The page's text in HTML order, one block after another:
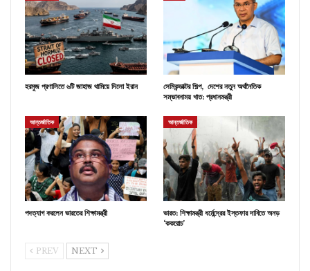
হরমুজ প্রণালিতে ৬টি জাহাজ থামিয়ে দিলো ইরান
সেমিকন্ডাক্টর শিল্প, দেশের নতুন অর্থনৈতিক
সম্ভাবনাময় খাত: প্রধানমন্ত্রী
আন্তর্জাতিক
পদত্যাগ করলেন ভারতের শিক্ষামন্ত্রী
আন্তর্জাতিক
ভারত: শিক্ষামন্ত্রী ধর্মেন্দ্রের ইস্তফার দাবিতে অনড়
‘ককরোচ’
PREV NEXT